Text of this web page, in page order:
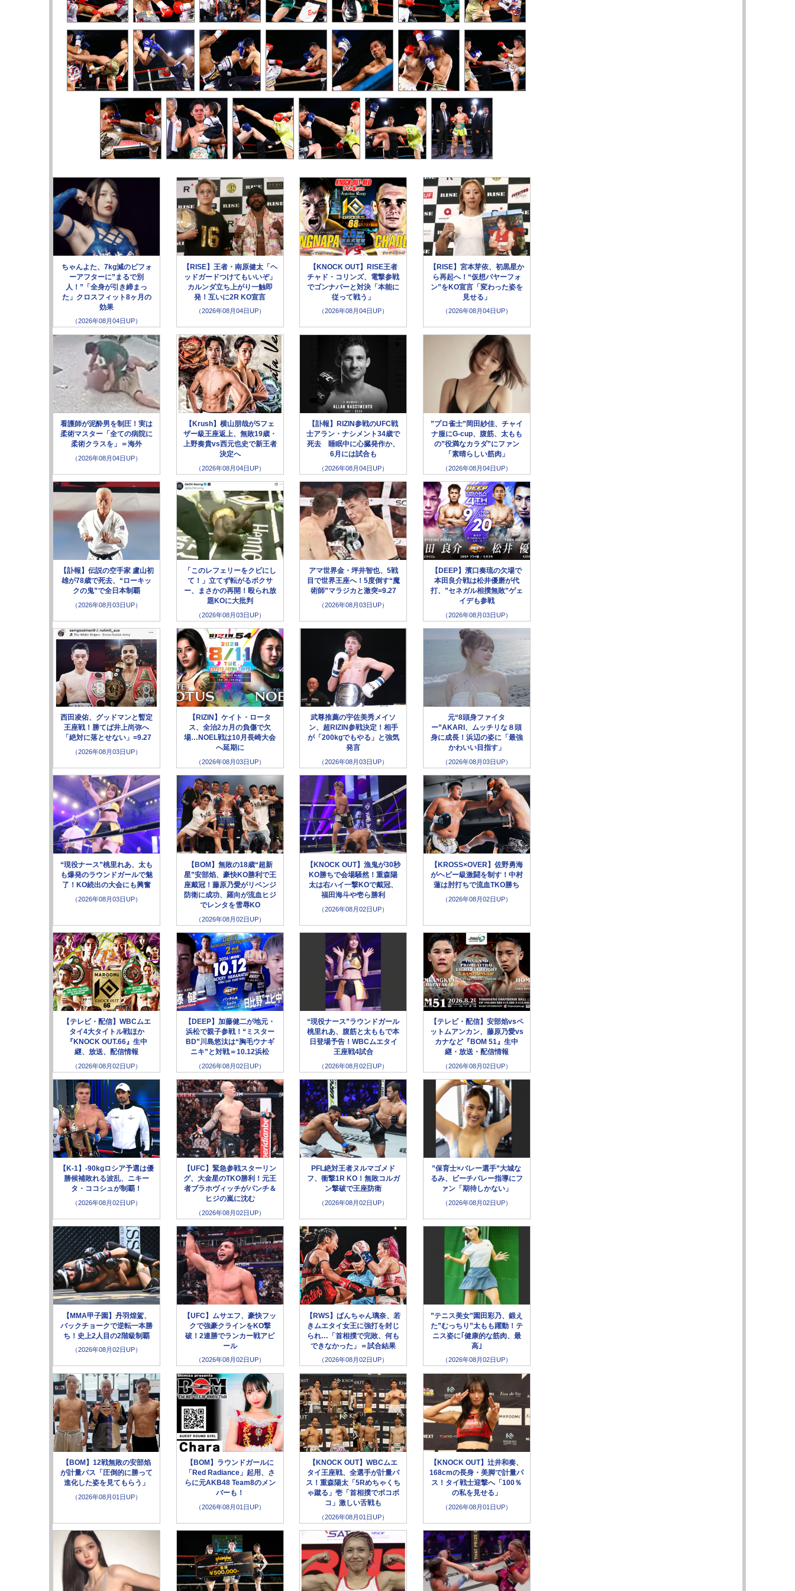
ちゃんよた、7kg減のビフォ
ーアフターに”まるで別
人！”「全身が引き締まっ
た」クロスフィット8ヶ月の
効果
（2026年08月04日UP）
【RISE】王者・南原健太「ヘ
ッドガードつけてもいいぞ」
カルンダ立ち上がり一触即
発！互いに2R KO宣言
（2026年08月04日UP）
【KNOCK OUT】RISE王者
チャド・コリンズ、電撃参戦
でゴンナパーと対決「本能に
従って戦う」
（2026年08月04日UP）
【RISE】宮本芽依、初黒星か
ら再起へ！“仮想パヤーフォ
ン”をKO宣言「変わった姿を
見せる」
（2026年08月04日UP）
看護師が泥酔男を制圧！実は
柔術マスター「全ての病院に
柔術クラスを」＝海外
（2026年08月04日UP）
【Krush】横山朋哉がSフェ
ザー級王座返上、無敗19歳・
上野奏貴vs西元也史で新王者
決定へ
（2026年08月04日UP）
【訃報】RIZIN参戦のUFC戦
士アラン・ナシメント34歳で
死去 睡眠中に心臓発作か、
6月には試合も
（2026年08月04日UP）
”プロ雀士”岡田紗佳、チャイ
ナ服にG-cup、腹筋、太もも
の”役満なカラダ”にファン
「素晴らしい筋肉」
（2026年08月04日UP）
【訃報】伝説の空手家 盧山初
雄が78歳で死去、“ローキッ
クの鬼”で全日本制覇
（2026年08月03日UP）
「このレフェリーをクビにし
て！」立てず転がるボクサ
ー、まさかの再開！殴られ放
題KOに大批判
（2026年08月03日UP）
アマ世界金・坪井智也、5戦
目で世界王座へ！5度倒す“魔
術師”マラジカと激突=9.27
（2026年08月03日UP）
【DEEP】濱口奏琉の欠場で
本田良介戦は松井優磨が代
打、”セネガル相撲無敗”ゲェ
イデも参戦
（2026年08月03日UP）
西田凌佑、グッドマンと暫定
王座戦！勝てば井上尚弥へ
「絶対に落とせない」=9.27
（2026年08月03日UP）
【RIZIN】ケイト・ロータ
ス、全治2カ月の負傷で欠
場…NOEL戦は10月長崎大会
へ延期に
（2026年08月03日UP）
武尊推薦の宇佐美秀メイソ
ン、超RIZIN参戦決定！相手
が「200kgでもやる」と強気
発言
（2026年08月03日UP）
元“8頭身ファイタ
ー”AKARI、ムッチリな８頭
身に成長！浜辺の姿に「最強
かわいい目指す」
（2026年08月03日UP）
“現役ナース”桃里れあ、太も
も爆発のラウンドガールで魅
了！KO続出の大会にも興奮
（2026年08月03日UP）
【BOM】無敗の18歳“超新
星”安部焰、豪快KO勝利で王
座戴冠！藤原乃愛がリベンジ
防衛に成功、羅向が流血ヒジ
でレンタを雪辱KO
（2026年08月02日UP）
【KNOCK OUT】漁鬼が30秒
KO勝ちで会場騒然！重森陽
太は右ハイ一撃KOで戴冠、
福田海斗や壱ら勝利
（2026年08月02日UP）
【KROSS×OVER】佐野勇海
がヘビー級激闘を制す！中村
蓮は肘打ちで流血TKO勝ち
（2026年08月02日UP）
【テレビ・配信】WBCムエ
タイ4大タイトル戦ほか
『KNOCK OUT.66』生中
継、放送、配信情報
（2026年08月02日UP）
【DEEP】加藤健二が地元・
浜松で親子参戦！“ミスター
BD”川島悠汰は“胸毛ウナギ
ニキ”と対戦＝10.12浜松
（2026年08月02日UP）
“現役ナース”ラウンドガール
桃里れあ、腹筋と太ももで本
日登場予告！WBCムエタイ
王座戦4試合
（2026年08月02日UP）
【テレビ・配信】安部焰vsペ
ットムアンカン、藤原乃愛vs
カナなど『BOM 51』生中
継・放送・配信情報
（2026年08月02日UP）
【K-1】-90kgロシア予選は優
勝候補敗れる波乱、ニキー
タ・ココシュが制覇！
（2026年08月02日UP）
【UFC】緊急参戦スターリン
グ、大金星のTKO勝利！元王
者ブラホヴィッチがパンチ＆
ヒジの嵐に沈む
（2026年08月02日UP）
PFL絶対王者ヌルマゴメド
フ、衝撃1R KO！無敗コルガ
ン撃破で王座防衛
（2026年08月02日UP）
”保育士×バレー選手”大城な
るみ、ビーチバレー指導にフ
ァン「期待しかない」
（2026年08月02日UP）
【MMA甲子園】丹羽煌駕、
バックチョークで逆転一本勝
ち！史上2人目の2階級制覇
（2026年08月02日UP）
【UFC】ムサエフ、豪快フッ
クで強豪クラインをKO撃
破！2連勝でランカー戦アピ
ール
（2026年08月02日UP）
【RWS】ぱんちゃん璃奈、若
きムエタイ女王に強打を封じ
られ…「首相撲で完敗、何も
できなかった」＝試合結果
（2026年08月02日UP）
”テニス美女”園田彩乃、鍛え
た”むっちり”太もも躍動！テ
ニス姿に｢健康的な筋肉、最
高｣
（2026年08月02日UP）
【BOM】12戦無敗の安部焰
が計量パス「圧倒的に勝って
進化した姿を見てもらう」
（2026年08月01日UP）
【BOM】ラウンドガールに
「Red Radiance」起用、さ
らに元AKB48 Team8のメン
バーも！
（2026年08月01日UP）
【KNOCK OUT】WBCムエ
タイ王座戦、全選手が計量パ
ス！重森陽太「5Rめちゃくち
ゃ蹴る」壱「首相撲でボコボ
コ」激しい舌戦も
（2026年08月01日UP）
【KNOCK OUT】辻井和奏、
168cmの長身・美脚で計量パ
ス！タイ戦士迎撃へ「100％
の私を見せる」
（2026年08月01日UP）